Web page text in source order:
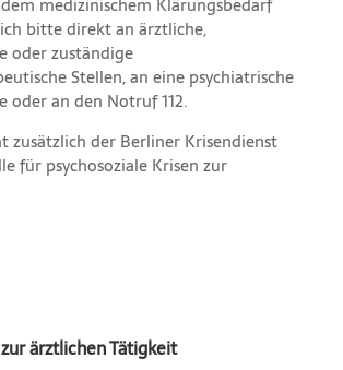
bitte direkt an ärztliche,
oder zuständige
Stellen, an eine psychiatrische
oder an den Notruf 112.
zusätzlich der Berliner Krisendienst
für psychosoziale Krisen zur
ärztlichen Tätigkeit